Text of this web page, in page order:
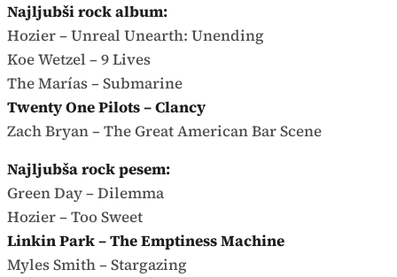
Najljubši rock album:
Hozier – Unreal Unearth: Unending
Koe Wetzel – 9 Lives
The Marías – Submarine
Twenty One Pilots – Clancy
Zach Bryan – The Great American Bar Scene
Najljubša rock pesem:
Green Day – Dilemma
Hozier – Too Sweet
Linkin Park – The Emptiness Machine
Myles Smith – Stargazing